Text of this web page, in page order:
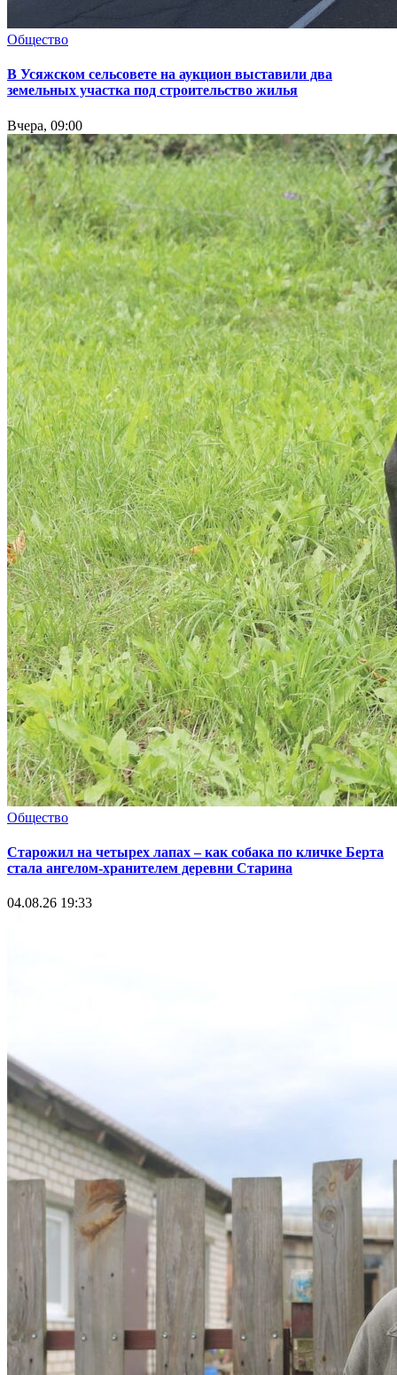
Общество
В Усяжском сельсовете на аукцион выставили два
земельных участка под строительство жилья
Вчера, 09:00
Общество
Старожил на четырех лапах – как собака по кличке Берта
стала ангелом-хранителем деревни Старина
04.08.26 19:33